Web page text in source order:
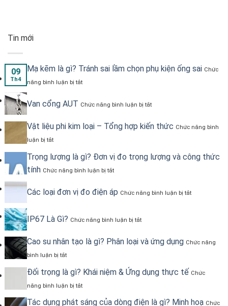
Tin mới
09
Th4
Mạ kẽm là gì? Tránh sai lầm chọn phụ kiện ống sai Chức
năng bình luận bị tắt
ở
là
Tránh
sai
phụ
ống
Van cổng AUT Chức năng bình luận bị tắt
ở
AUT
Vật liệu phi kim loại – Tổng hợp kiến thức Chức năng bình
luận bị tắt
ở
liệu
phi
kim
–
Tổng
kiến
thức
Trọng lượng là gì? Đơn vị đo trọng lượng và công thức
tính Chức năng bình luận bị tắt
là
vị
lượng
thức
Các loại đơn vị đo điện áp Chức năng bình luận bị tắt
ở
điện
IP67 Là Gì? Chức năng bình luận bị tắt
ở
Gì?
Cao su nhân tạo là gì? Phân loại và ứng dụng Chức năng
bình luận bị tắt
ở
su
nhân
tạo
gì?
Đối trọng là gì? Khái niệm & Ứng dụng thực tế Chức
năng bình luận bị tắt
ở
trọng
Tác dụng phát sáng của dòng điện là gì? Minh hoạ Chức